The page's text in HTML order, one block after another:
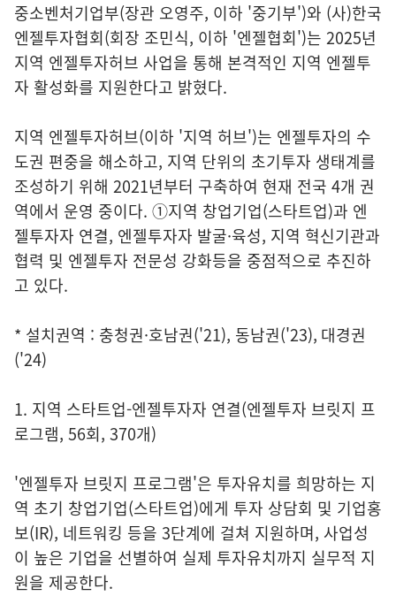
중소벤처기업부(장관 오영주, 이하 '중기부')와 (사)한국
엔젤투자협회(회장 조민식, 이하 '엔젤협회')는 2025년
지역 엔젤투자허브 사업을 통해 본격적인 지역 엔젤투
자 활성화를 지원한다고 밝혔다.
지역 엔젤투자허브(이하 '지역 허브')는 엔젤투자의 수
도권 편중을 해소하고, 지역 단위의 초기투자 생태계를
조성하기 위해 2021년부터 구축하여 현재 전국 4개 권
역에서 운영 중이다. ①지역 창업기업(스타트업)과 엔
젤투자자 연결, 엔젤투자자 발굴·육성, 지역 혁신기관과
협력 및 엔젤투자 전문성 강화등을 중점적으로 추진하
고 있다.
* 설치권역 : 충청권·호남권('21), 동남권('23), 대경권
('24)
1. 지역 스타트업-엔젤투자자 연결(엔젤투자 브릿지 프
로그램, 56회, 370개)
'엔젤투자 브릿지 프로그램'은 투자유치를 희망하는 지
역 초기 창업기업(스타트업)에게 투자 상담회 및 기업홍
보(IR), 네트워킹 등을 3단계에 걸쳐 지원하며, 사업성
이 높은 기업을 선별하여 실제 투자유치까지 실무적 지
원을 제공한다.